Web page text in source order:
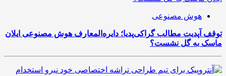
هوش مصنوعی
توقف آپدیت مطالب گراکی‌پدیا؛ دایره‌المعارف هوش مصنوعی ایلان
ماسک به گل نشست؟